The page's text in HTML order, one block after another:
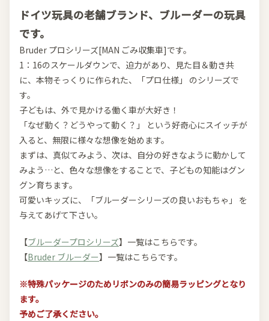
ドイツ玩具の老舗ブランド、ブルーダーの玩具
です。
Bruder プロシリーズ[MAN ごみ収集車]です。
1：16のスケールダウンで、迫力があり、見た目＆動き共
に、本物そっくりに作られた、「プロ仕様」 のシリーズで
す。
子どもは、外で見かける働く車が大好き！
「なぜ動く？どうやって動く？」 という好奇心にスイッチが
入ると、無限に様々な想像を始めます。
まずは、真似てみよう、次は、自分の好きなように動かして
みよう…と、色々な想像をすることで、子どもの知能はグン
グン育ちます。
可愛いキッズに、「ブルーダーシリーズの良いおもちゃ」 を
与えてあげて下さい。
【ブルーダープロシリーズ】一覧はこちらです。
【Bruder ブルーダー】一覧はこちらです。
※特殊パッケージのためリボンのみの簡易ラッピングとなり
ます。
予めご了承ください。